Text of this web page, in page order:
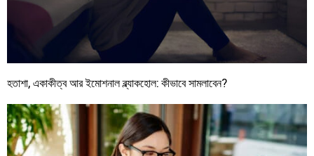
হতাশা, একাকীত্ব আর ইমোশনাল ব্ল্যাকহোল: কীভাবে সামলাবেন?